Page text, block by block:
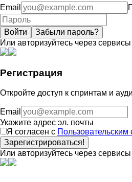
Email
Войти
Забыли пароль?
Или авторизуйтесь через сервисы
Регистрация
Откройте доступ к спринтам и
Email
Укажите адрес эл. почты
Я согласен с
Зарегистрироваться!
Или авторизуйтесь через сервисы